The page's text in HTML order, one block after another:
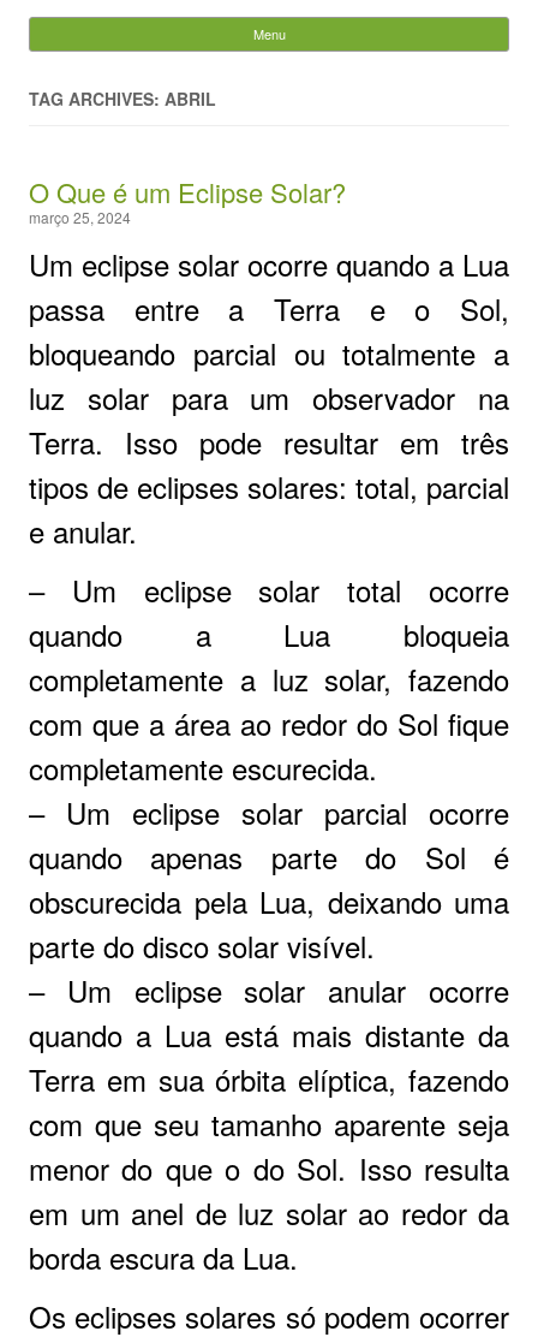
Evandro Legramonte
Menu
TAG ARCHIVES: ABRIL
O Que é um Eclipse Solar?
março 25, 2024
Um eclipse solar ocorre quando a Lua
passa entre a Terra e o Sol,
bloqueando parcial ou totalmente a
luz solar para um observador na
Terra. Isso pode resultar em três
tipos de eclipses solares: total, parcial
e anular.
– Um eclipse solar total ocorre
quando a Lua bloqueia
completamente a luz solar, fazendo
com que a área ao redor do Sol fique
completamente escurecida.
– Um eclipse solar parcial ocorre
quando apenas parte do Sol é
obscurecida pela Lua, deixando uma
parte do disco solar visível.
– Um eclipse solar anular ocorre
quando a Lua está mais distante da
Terra em sua órbita elíptica, fazendo
com que seu tamanho aparente seja
menor do que o do Sol. Isso resulta
em um anel de luz solar ao redor da
borda escura da Lua.
Os eclipses solares só podem ocorrer